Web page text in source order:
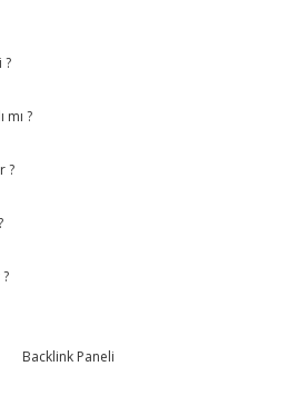
?
mı ?
?